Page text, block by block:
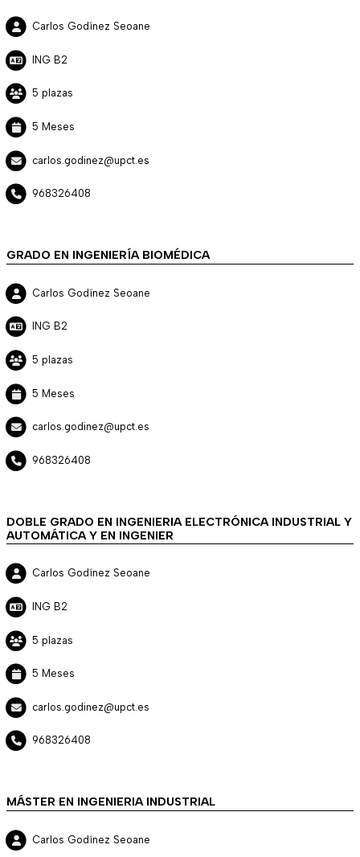
Carlos Godínez Seoane
ING B2
5 plazas
5 Meses
carlos.godinez@upct.es
968326408
GRADO EN INGENIERÍA BIOMÉDICA
Carlos Godínez Seoane
ING B2
5 plazas
5 Meses
carlos.godinez@upct.es
968326408
DOBLE GRADO EN INGENIERIA ELECTRÓNICA INDUSTRIAL Y
AUTOMÁTICA Y EN INGENIER
Carlos Godínez Seoane
ING B2
5 plazas
5 Meses
carlos.godinez@upct.es
968326408
MÁSTER EN INGENIERIA INDUSTRIAL
Carlos Godínez Seoane